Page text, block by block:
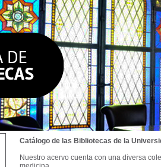
Catálogo de las Bibliotecas de la
Nuestro acervo cuenta con una diversa